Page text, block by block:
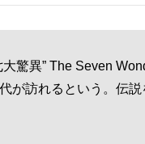
大驚異” The Seven
が訪れるという。伝